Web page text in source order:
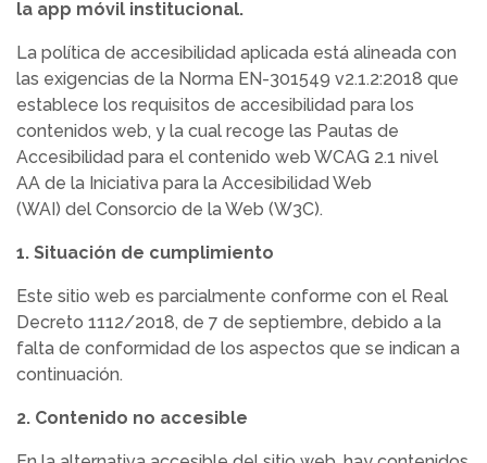
la app móvil institucional.
La política de accesibilidad aplicada está alineada con
las exigencias de la Norma EN-301549 v2.1.2:2018 que
establece los requisitos de accesibilidad para los
contenidos web, y la cual recoge las Pautas de
Accesibilidad para el contenido web WCAG 2.1 nivel
AA de la Iniciativa para la Accesibilidad Web
(WAI) del Consorcio de la Web (W3C).
1. Situación de cumplimiento
Este sitio web es parcialmente conforme con el Real
Decreto 1112/2018, de 7 de septiembre, debido a la
falta de conformidad de los aspectos que se indican a
continuación.
2. Contenido no accesible